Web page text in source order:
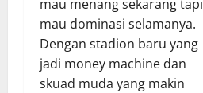
mau menang sekarang tapi
mau dominasi selamanya.
Dengan stadion baru yang
jadi money machine dan
skuad muda yang makin